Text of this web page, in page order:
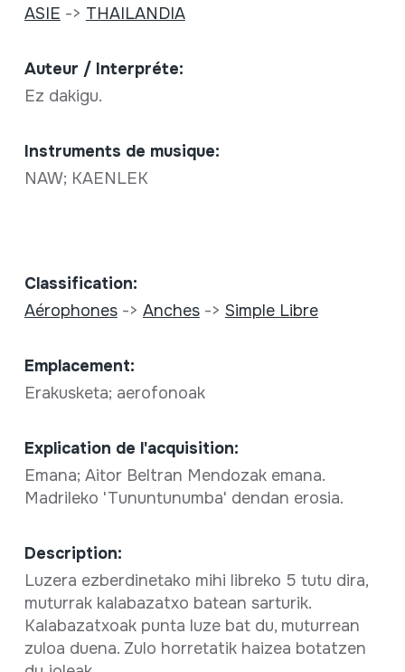
ASIE -> THAILANDIA
Auteur / Interpréte:
Ez dakigu.
Instruments de musique:
NAW; KAENLEK
Classification:
Aérophones-> Anches-> Simple Libre
Emplacement:
Erakusketa; aerofonoak
Explication de l'acquisition:
Emana; Aitor Beltran Mendozak emana.
Madrileko 'Tununtunumba' dendan erosia.
Description:
Luzera ezberdinetako mihi libreko 5 tutu dira,
muturrak kalabazatxo batean sarturik.
Kalabazatxoak punta luze bat du, muturrean
zuloa duena. Zulo horretatik haizea botatzen